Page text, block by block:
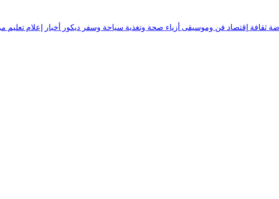
ثقافة إقتصاد فن وموسيقى أزياء صحة وتغذية سياحة وسفر ديكور أخبار إعلام تعليم